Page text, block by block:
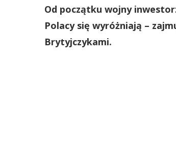
Od początku wojny
Polacy się wyróżniają –
Brytyjczykami.